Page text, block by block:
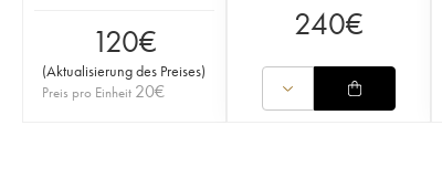
120€
(Aktualisierung des Preises)
Preis pro Einheit 20€
240€